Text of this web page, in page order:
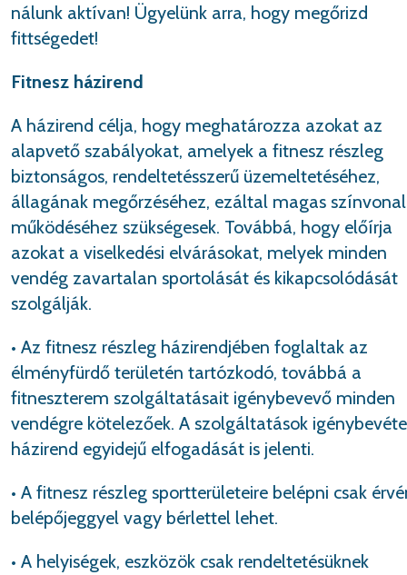
nálunk aktívan! Ügyelünk arra, hogy megőrizd
fittségedet!
Fitnesz házirend
A házirend célja, hogy meghatározza azokat az
alapvető szabályokat, amelyek a fitnesz részleg
biztonságos, rendeltetésszerű üzemeltetéséhez,
állagának megőrzéséhez, ezáltal magas
működéséhez szükségesek. Továbbá, hogy előírja
azokat a viselkedési elvárásokat, melyek minden
vendég zavartalan sportolását és kikapcsolódását
szolgálják.
• Az fitnesz részleg házirendjében foglaltak az
élményfürdő területén tartózkodó, továbbá a
fitneszterem szolgáltatásait igénybevevő minden
vendégre kötelezőek. A szolgáltatások
házirend egyidejű elfogadását is jelenti.
• A fitnesz részleg sportterületeire belépni csak
belépőjeggyel vagy bérlettel lehet.
• A helyiségek, eszközök csak rendeltetésüknek